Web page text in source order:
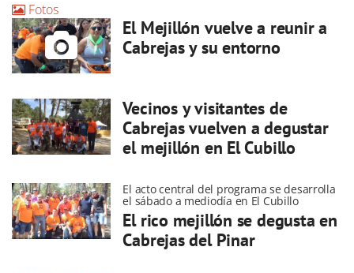
Fotos
El Mejillón vuelve a reunir a
Cabrejas y su entorno
Vecinos y visitantes de
Cabrejas vuelven a degustar
el mejillón en El Cubillo
El acto central del programa se desarrolla
el sábado a mediodía en El Cubillo
El rico mejillón se degusta en
Cabrejas del Pinar